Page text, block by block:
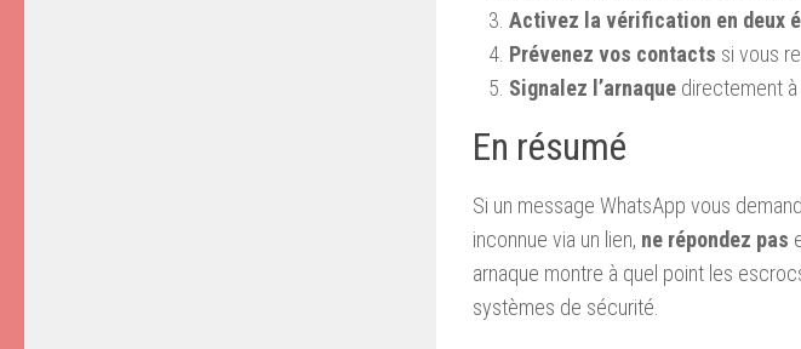
Activez la vérification en deux
Prévenez vos contacts si vous
Signalez l’arnaque directement à
En résumé
Si un message WhatsApp vous
inconnue via un lien, ne répondez pas
arnaque montre à quel point les
systèmes de sécurité.